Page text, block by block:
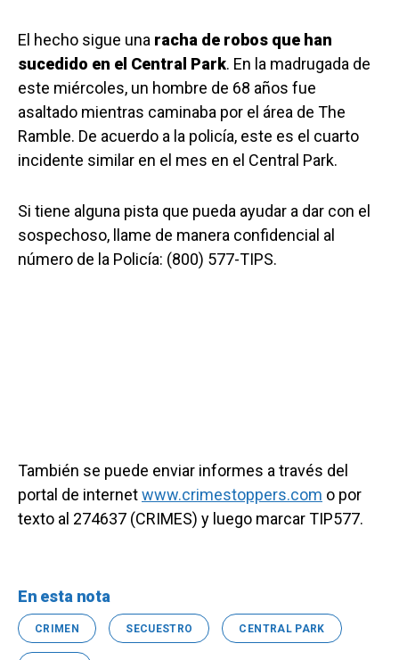
El hecho sigue una racha de robos que han
sucedido en el Central Park. En la madrugada de
este miércoles, un hombre de 68 años fue
asaltado mientras caminaba por el área de The
Ramble. De acuerdo a la policía, este es el cuarto
incidente similar en el mes en el Central Park.
Si tiene alguna pista que pueda ayudar a dar con el
sospechoso, llame de manera confidencial al
número de la Policía: (800) 577-TIPS.
También se puede enviar informes a través del
portal de internetwww.crimestoppers.com o por
texto al 274637 (CRIMES) y luego marcar TIP577.
En esta nota
CRIMEN SECUESTRO CENTRAL PARK